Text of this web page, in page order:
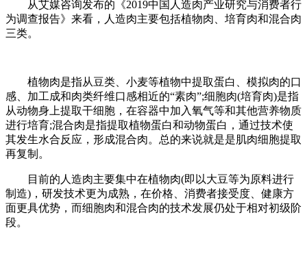
从艾媒咨询发布的《2019中国人造肉产业研究与消费者行
为调查报告》来看，人造肉主要包括植物肉、培育肉和混合肉
三类。
植物肉是指从豆类、小麦等植物中提取蛋白、模拟肉的口
感、加工成和肉类纤维口感相近的“素肉”;细胞肉(培育肉)是指
从动物身上提取干细胞，在容器中加入氧气等和其他营养物质
进行培育;混合肉是指提取植物蛋白和动物蛋白，通过技术使
其发生水合反应，形成混合肉。总的来说就是是肌肉细胞提取
再复制。
目前的人造肉主要集中在植物肉(即以大豆等为原料进行
制造)，研发技术更为成熟，在价格、消费者接受度、健康方
面更具优势，而细胞肉和混合肉的技术发展仍处于相对初级阶
段。